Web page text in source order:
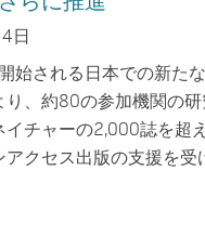
日
始される日本での新た
り、約80の参加機関の研
イチャーの2,000誌を超
アクセス出版の支援を受